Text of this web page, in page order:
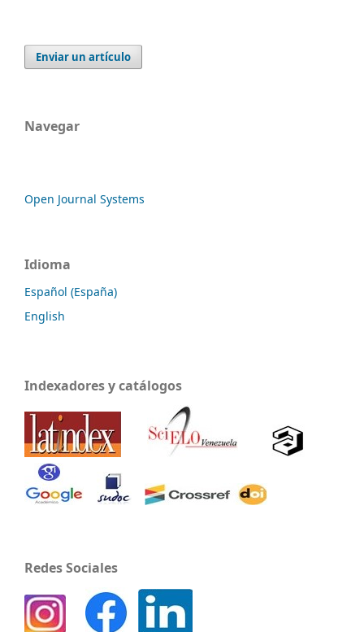
Enviar un artículo
Navegar
Open Journal Systems
Idioma
Español (España)
English
Indexadores y catálogos
Redes Sociales